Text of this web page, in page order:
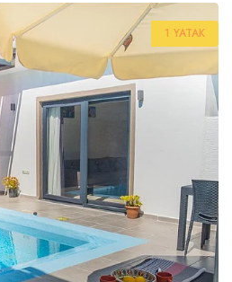
1 YATAK